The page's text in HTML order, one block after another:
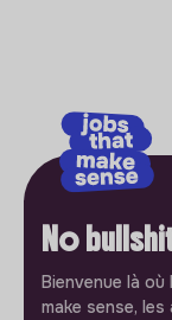
No
Bienvenue là
make sense,